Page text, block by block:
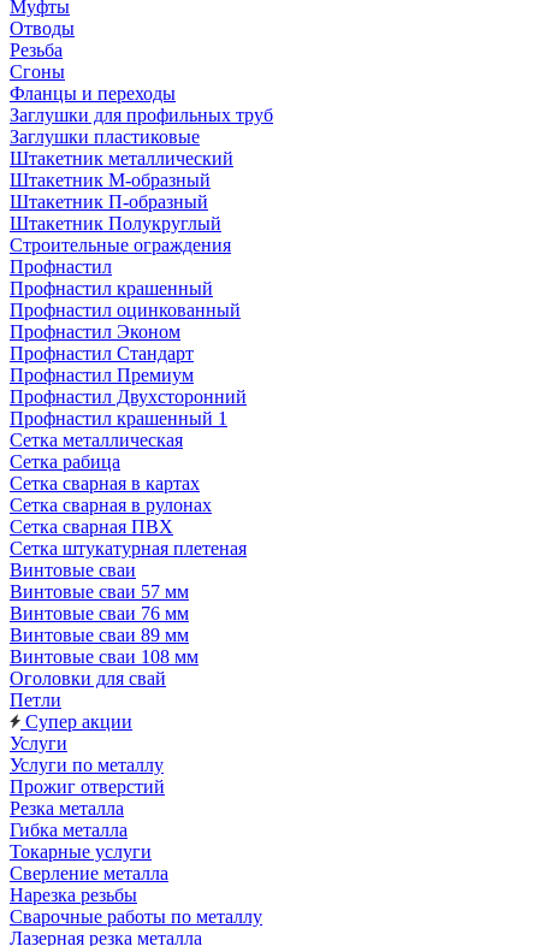
Муфты
Отводы
Резьба
Сгоны
Фланцы и переходы
Заглушки для профильных труб
Заглушки пластиковые
Штакетник металлический
Штакетник М-образный
Штакетник П-образный
Штакетник Полукруглый
Строительные ограждения
Профнастил
Профнастил крашенный
Профнастил оцинкованный
Профнастил Эконом
Профнастил Стандарт
Профнастил Премиум
Профнастил Двухсторонний
Профнастил крашенный 1
Сетка металлическая
Сетка рабица
Сетка сварная в картах
Сетка сварная в рулонах
Сетка сварная ПВХ
Сетка штукатурная плетеная
Винтовые сваи
Винтовые сваи 57 мм
Винтовые сваи 76 мм
Винтовые сваи 89 мм
Винтовые сваи 108 мм
Оголовки для свай
Петли
Супер акции
Услуги
Услуги по металлу
Прожиг отверстий
Резка металла
Гибка металла
Токарные услуги
Сверление металла
Нарезка резьбы
Сварочные работы по металлу
Лазерная резка металла